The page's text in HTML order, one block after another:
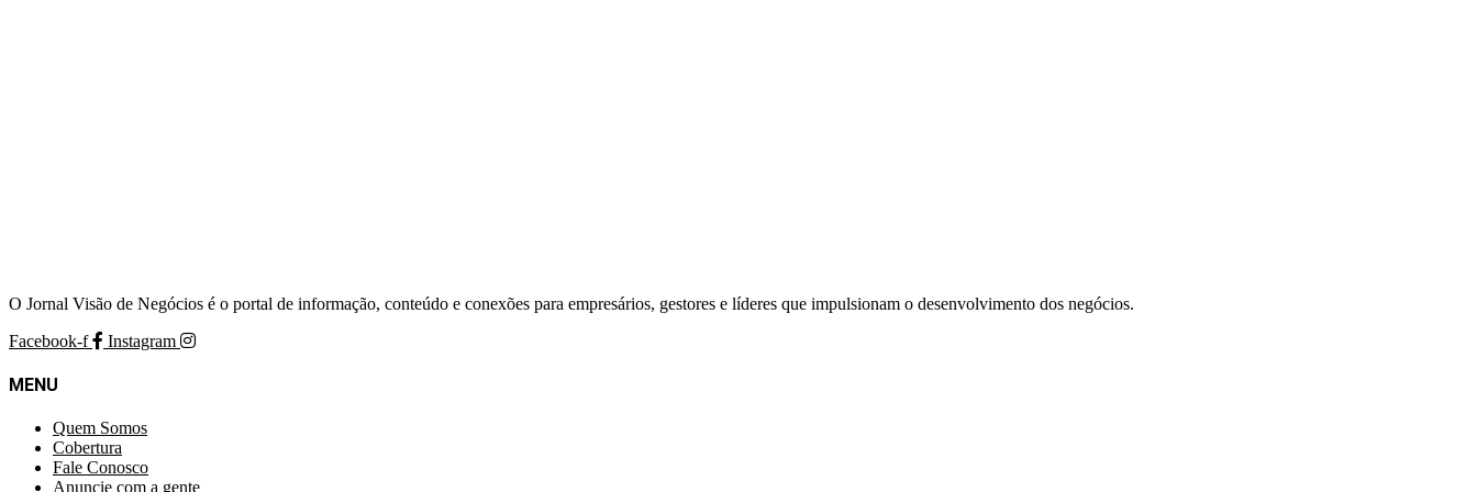
O Jornal Visão de Negócios é o portal de informação, conteúdo e conexões para empresários, gestores e líderes que impulsionam o desenvolvimento dos negócios.
Facebook-f
Instagram
MENU
Quem Somos
Cobertura
Fale Conosco
Anuncie com a gente